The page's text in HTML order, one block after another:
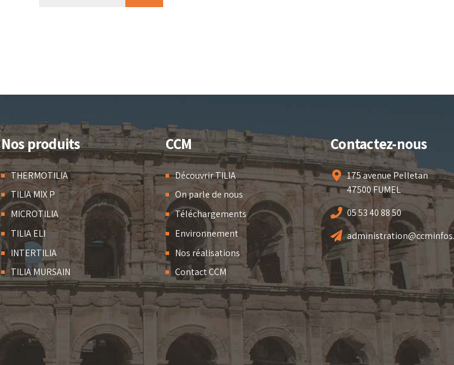
Nos produits
THERMOTILIA
TILIA MIX P
MICROTILIA
TILIA ELI
INTERTILIA
TILIA MURSAIN
CCM
Découvrir TILIA
On parle de nous
Téléchargements
Environnement
Nos réalisations
Contact CCM
Contactez-nous
175 avenue Pelletan
47500 FUMEL
05 53 40 88 50